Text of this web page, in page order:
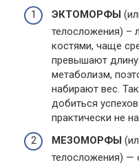
ЭКТОМОРФЫ
телосложения) –
костями, чаще
превышают
метаболизм,
набирают вес.
добиться
практически не
МЕЗОМОРФЫ
телосложения) —